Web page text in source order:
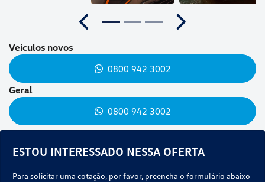
ESTOU INTERESSADO NESSA OFERTA
Para solicitar uma cotação, por favor, preencha o formulário abaixo
Anterior
Próximo
Veículos novos
0800 942 3002
Geral
0800 942 3002